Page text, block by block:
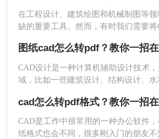
3、文件上传后，点击开始转换
印。那么cad怎么转清晰的pdf呢？以
质量PDF格式的详细指南。
在工程设计、建筑绘图和机械制图等
缺的重要工具。然而，有时我们需要将
性、兼容性好以及不易被篡改的特点，
何将cad图纸转为pdf呢？本文将介绍
PDF的方法，帮助读者轻松应对这一需
图纸cad怎么转pdf？教你一招在
CAD设计是一种计算机辅助设计技术
域，比如一些建筑设计、结构设计、水
件就不是很方便了。有经验的设计师通
文件再分享。那么图纸cad怎么转pdf
好用的方法。
cad怎么转pdf格式？教你一招在
CAD是工作中很常用的一种办公软件
纸格式也会不同，很多刚入门的朋友不